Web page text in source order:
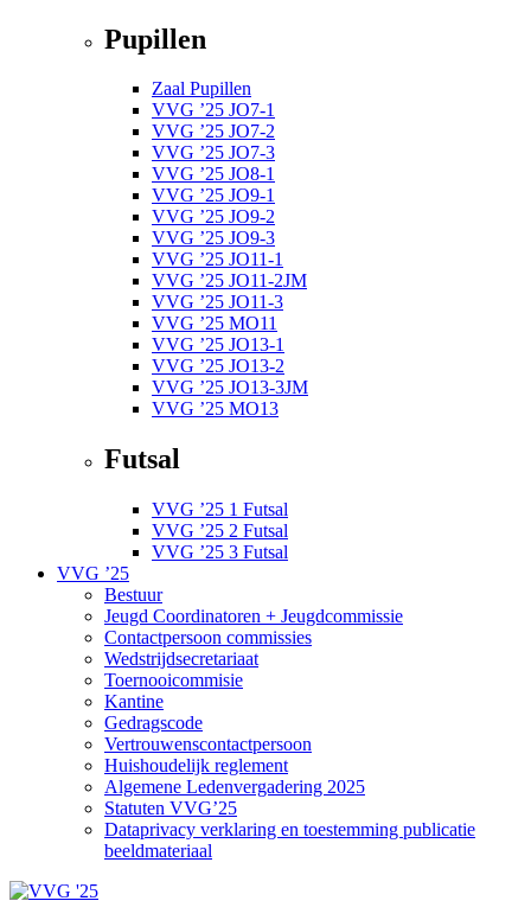
Pupillen
Zaal Pupillen
VVG ’25 JO7-1
VVG ’25 JO7-2
VVG ’25 JO7-3
VVG ’25 JO8-1
VVG ’25 JO9-1
VVG ’25 JO9-2
VVG ’25 JO9-3
VVG ’25 JO11-1
VVG ’25 JO11-2JM
VVG ’25 JO11-3
VVG ’25 MO11
VVG ’25 JO13-1
VVG ’25 JO13-2
VVG ’25 JO13-3JM
VVG ’25 MO13
Futsal
VVG ’25 1 Futsal
VVG ’25 2 Futsal
VVG ’25 3 Futsal
VVG ’25
Bestuur
Jeugd Coordinatoren + Jeugdcommissie
Contactpersoon commissies
Wedstrijdsecretariaat
Toernooicommisie
Kantine
Gedragscode
Vertrouwenscontactpersoon
Huishoudelijk reglement
Algemene Ledenvergadering 2025
Statuten VVG’25
Dataprivacy verklaring en toestemming publicatie
beeldmateriaal